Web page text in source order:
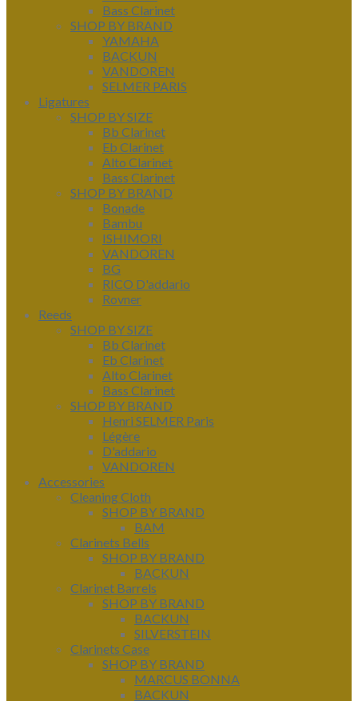
Bass Clarinet
SHOP BY BRAND
YAMAHA
BACKUN
VANDOREN
SELMER PARIS
Ligatures
SHOP BY SIZE
Bb Clarinet
Eb Clarinet
Alto Clarinet
Bass Clarinet
SHOP BY BRAND
Bonade
Bambu
ISHIMORI
VANDOREN
BG
RICO D'addario
Rovner
Reeds
SHOP BY SIZE
Bb Clarinet
Eb Clarinet
Alto Clarinet
Bass Clarinet
SHOP BY BRAND
Henri SELMER Paris
Légère
D'addario
VANDOREN
Accessories
Cleaning Cloth
SHOP BY BRAND
BAM
Clarinets Bells
SHOP BY BRAND
BACKUN
Clarinet Barrels
SHOP BY BRAND
BACKUN
SILVERSTEIN
Clarinets Case
SHOP BY BRAND
MARCUS BONNA
BACKUN